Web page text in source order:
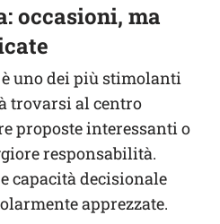
occasioni, ma
uno dei più stimolanti
trovarsi al centro
proposte interessanti o
responsabilità.
capacità decisionale
apprezzate.